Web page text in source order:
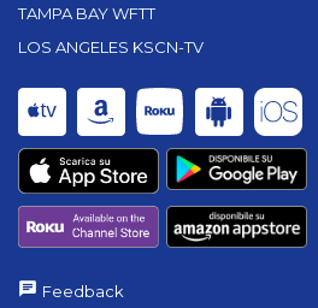
TAMPA BAY WFTT
LOS ANGELES KSCN-TV
Feedback